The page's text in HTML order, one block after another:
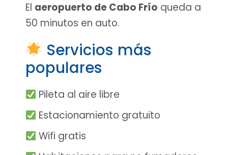
El aeropuerto de Cabo Frío queda a
50 minutos en auto.
Servicios más
populares
Pileta al aire libre
Estacionamiento gratuito
Wifi gratis